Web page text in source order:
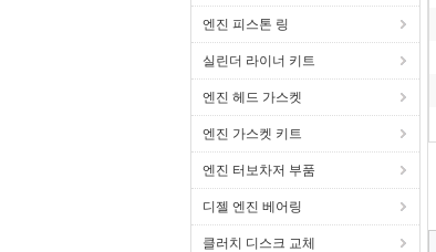
엔진 피스톤 링
실린더 라이너 키트
엔진 헤드 가스켓
엔진 가스켓 키트
엔진 터보차저 부품
디젤 엔진 베어링
클러치 디스크 교체